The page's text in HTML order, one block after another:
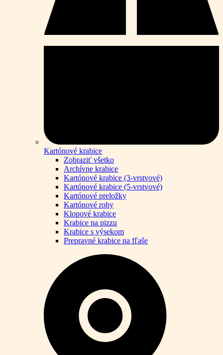
Kartónové krabice
Zobraziť všetko
Archívne krabice
Kartónové krabice (3-vrstvové)
Kartónové krabice (5-vrstvové)
Kartónové preložky
Kartónové rohy
Klopové krabice
Krabice na pizzu
Krabice s výsekom
Prepravné krabice na fľaše